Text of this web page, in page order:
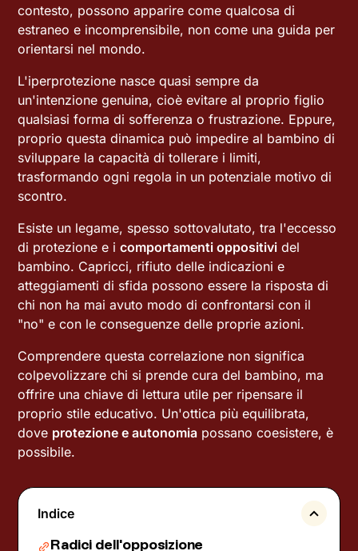
contesto, possono apparire come qualcosa di
estraneo e incomprensibile, non come una guida per
orientarsi nel mondo.
L'iperprotezione nasce quasi sempre da
un'intenzione genuina, cioè evitare al proprio figlio
qualsiasi forma di sofferenza o frustrazione. Eppure,
proprio questa dinamica può impedire al bambino di
sviluppare la capacità di tollerare i limiti,
trasformando ogni regola in un potenziale motivo di
scontro.
Esiste un legame, spesso sottovalutato, tra l'eccesso
di protezione e icomportamenti oppositivi del
bambino. Capricci, rifiuto delle indicazioni e
atteggiamenti di sfida possono essere la risposta di
chi non ha mai avuto modo di confrontarsi con il
"no" e con le conseguenze delle proprie azioni.
Comprendere questa correlazione non significa
colpevolizzare chi si prende cura del bambino, ma
offrire una chiave di lettura utile per ripensare il
proprio stile educativo. Un'ottica più equilibrata,
dove protezione e autonomia possano coesistere, è
possibile.
Indice
Radici dell'opposizione